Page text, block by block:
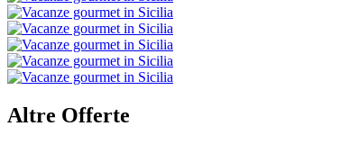
Altre Offerte